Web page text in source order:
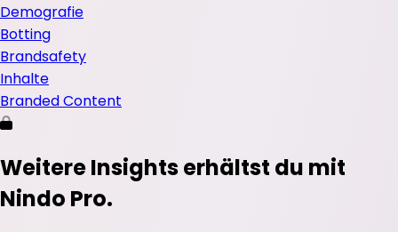
Demografie
Botting
Brandsafety
Inhalte
Branded Content
Weitere Insights erhältst du mit
Nindo Pro.